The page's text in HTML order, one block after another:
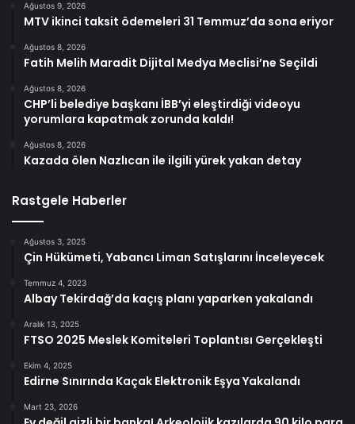
Ağustos 9, 2026
MTV ikinci taksit ödemeleri 31 Temmuz’da sona eriyor
Ağustos 8, 2026
Fatih Melih Maradit Dijital Medya Meclisi’ne Seçildi
Ağustos 8, 2026
CHP’li belediye başkanı İBB’yi eleştirdiği videoyu
yorumlara kapatmak zorunda kaldı!
Ağustos 8, 2026
Kazada ölen Nazlıcan ile ilgili yürek yakan detay
Rastgele Haberler
Ağustos 3, 2025
Çin Hükümeti, Yabancı Liman Satışlarını İnceleyecek
Temmuz 4, 2023
Albay Tekirdağ’da kaçış planı yaparken yakalandı
Aralık 13, 2025
FTSO 2025 Meslek Komiteleri Toplantısı Gerçekleşti
Ekim 4, 2025
Edirne Sınırında Kaçak Elektronik Eşya Yakalandı
Mart 23, 2026